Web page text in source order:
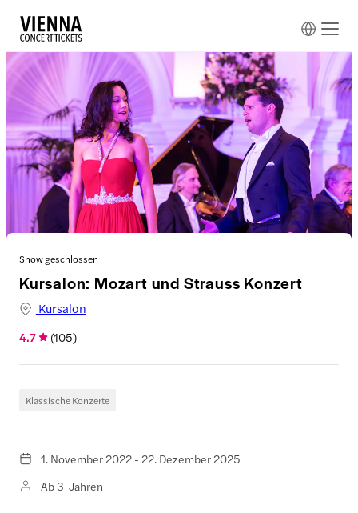
Show geschlossen
Kursalon: Mozart und Strauss Konzert
Kursalon
4.7
(105)
Klassische Konzerte
1. November 2022 - 22. Dezember 2025
Ab 3 Jahren